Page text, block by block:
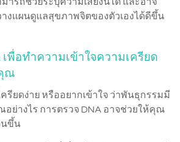
งแผนดูแลสุขภาพจิตของตัวเองได้ดีขึ้น
เพื่อทำความเข้าใจความเครียด
ณ
รียดง่าย หรืออยากเข้าใจ ว่าพันธุกรรมมี
ย่างไร การตรวจ DNA อาจช่วยให้คุณ
นขึ้น